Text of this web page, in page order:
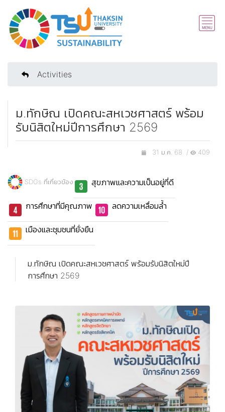
Activities
ม.ทักษิณ เปิดคณะสหเวชศาสตร์ พร้อม
รับนิสิตใหม่ปีการศึกษา 2569
31 ม.ค. 68 / 409
SDGs ที่เกี่ยวข้อง สุขภาพและความเป็นอยู่ที่ดี
การศึกษาที่มีคุณภาพ ลดความเหลื่อมล้ำ
เมืองและชุมชนที่ยั่งยืน
ม.ทักษิณ เปิดคณะสหเวชศาสตร์ พร้อมรับนิสิตใหม่ปี
การศึกษา 2569